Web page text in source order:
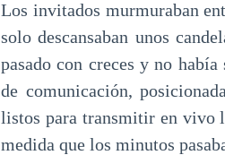
Los invitados murmuraban
solo descansaban unos
pasado con creces y no
de comunicación,
listos para transmitir en vivo
medida que los minutos